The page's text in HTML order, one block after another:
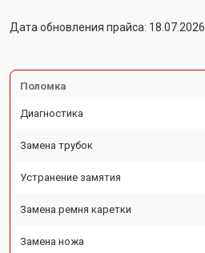
Дата обновления прайса: 18.07.2026
Поломка
Диагностика
Замена трубок
Устранение замятия
Замена ремня каретки
Замена ножа